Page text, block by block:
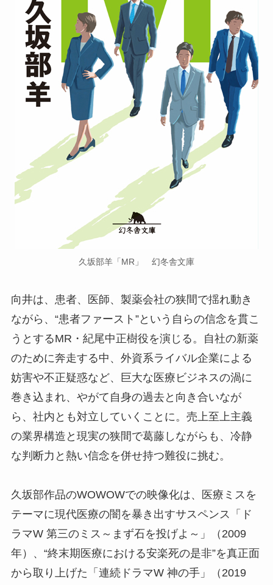
久坂部羊「MR」 幻冬舎文庫
向井は、患者、医師、製薬会社の狭間で揺れ動き
ながら、“患者ファースト”という自らの信念を貫こ
うとするMR・紀尾中正樹役を演じる。自社の新薬
のために奔走する中、外資系ライバル企業による
妨害や不正疑惑など、巨大な医療ビジネスの渦に
巻き込まれ、やがて自身の過去と向き合いなが
ら、社内とも対立していくことに。売上至上主義
の業界構造と現実の狭間で葛藤しながらも、冷静
な判断力と熱い信念を併せ持つ難役に挑む。
久坂部作品のWOWOWでの映像化は、医療ミスを
テーマに現代医療の闇を暴き出すサスペンス「ド
ラマW 第三のミス～まず石を投げよ～」（2009
年）、“終末期医療における安楽死の是非”を真正面
から取り上げた「連続ドラマW 神の手」（2019